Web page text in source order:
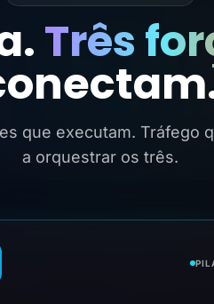
Três
que executam. Tráfego
a orquestrar os três.